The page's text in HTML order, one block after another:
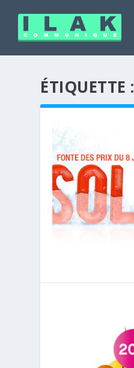
ÉTIQUETTE :